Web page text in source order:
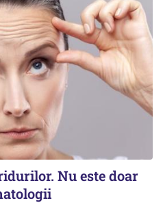
Nu este doar